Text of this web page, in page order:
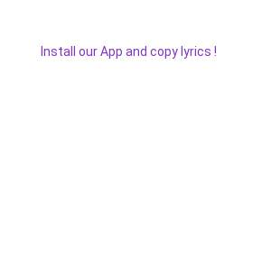
Install our App and copy lyrics !